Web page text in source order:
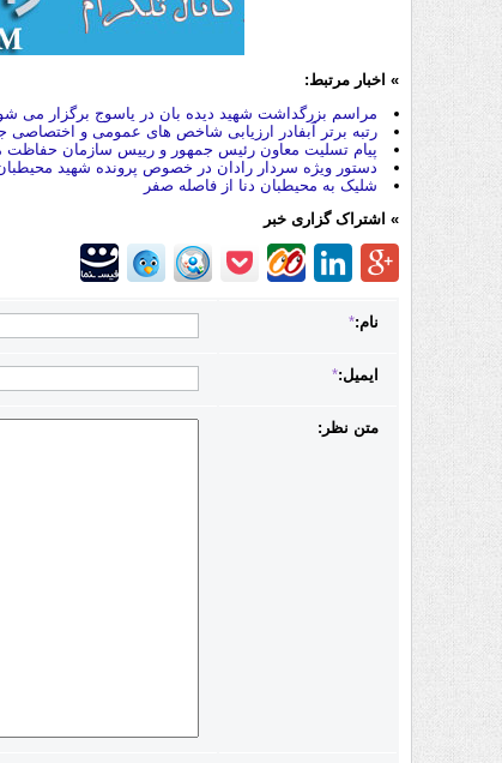
» اخبار مرتبط:
مراسم بزرگداشت شهید دیده بان در یاسوج برگزار می
رتبه برتر آبفادر ارزیابی شاخص های عمومی و اختصاصی
پیام تسلیت معاون رئیس جمهور و رییس سازمان
دستور ویژه سردار رادان در خصوص پرونده شهید محیطبان
شلیک به محیط‎بان دنا از فاصله صفر
» اشتراک گزاری خبر
نام:*
ایمیل:*
متن نظر: